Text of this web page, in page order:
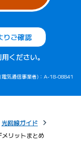
りご確認
ください。
電気通信事業者)：A-18-08841
光回線ガイド
リットまとめ